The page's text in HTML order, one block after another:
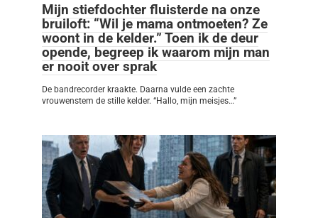
Mijn stiefdochter fluisterde na onze
bruiloft: “Wil je mama ontmoeten? Ze
woont in de kelder.” Toen ik de deur
opende, begreep ik waarom mijn man
er nooit over sprak
De bandrecorder kraakte. Daarna vulde een zachte
vrouwenstem de stille kelder. “Hallo, mijn meisjes…”